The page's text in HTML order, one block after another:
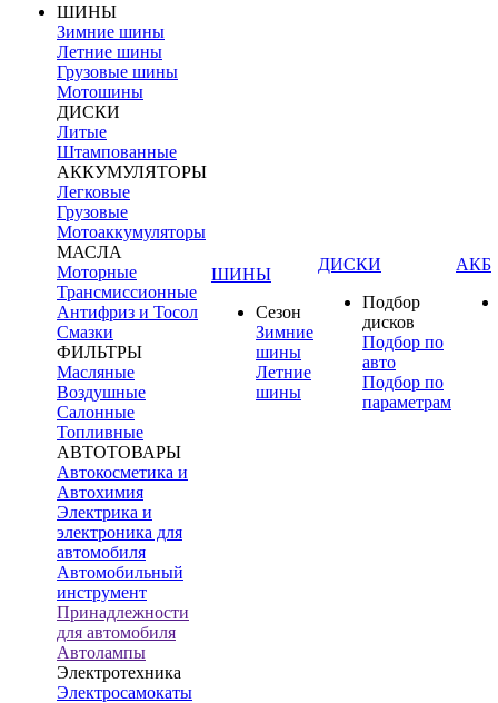
ШИНЫ
Зимние шины
Летние шины
Грузовые шины
Мотошины
ДИСКИ
Литые
Штампованные
АККУМУЛЯТОРЫ
Легковые
Грузовые
Мотоаккумуляторы
МАСЛА
Моторные
Трансмиссионные
Антифриз и Тосол
Смазки
ФИЛЬТРЫ
Масляные
Воздушные
Салонные
Топливные
АВТОТОВАРЫ
Автокосметика и
Автохимия
Электрика и
электроника для
автомобиля
Автомобильный
инструмент
Принадлежности
для автомобиля
Автолампы
Электротехника
Электросамокаты
ШИНЫ
Сезон
Зимние
шины
Летние
шины
ДИСКИ
Подбор
дисков
Подбор по
авто
Подбор по
параметрам
АКБ